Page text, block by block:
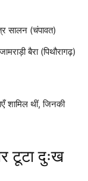
सालन (चंपावत)
बैरा (पिथौरागढ़)
शामिल थीं, जिनकी
टूटा दुःख